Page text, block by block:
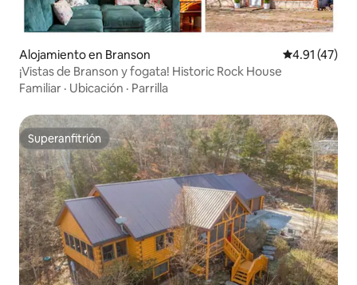
Alojamiento en Branson Calificación
4.91 (47)
¡Vistas de Branson y fogata! Historic Rock House
Familiar · Ubicación · Parrilla
Superanfitrión
Superanfitrión